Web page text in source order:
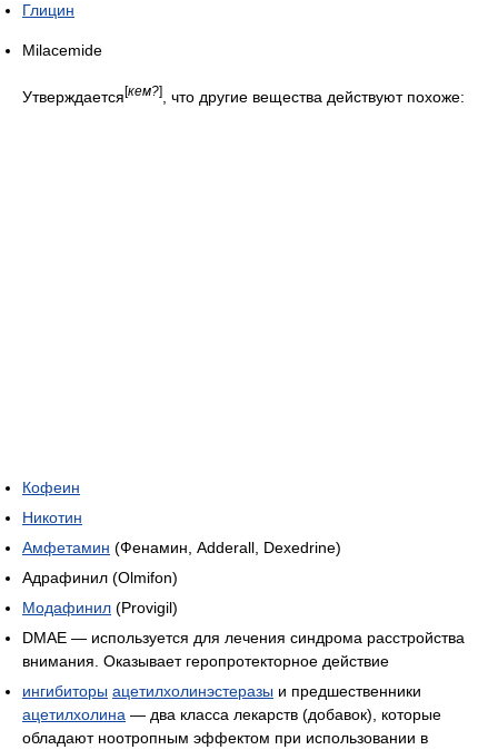
Глицин
Milacemide
Утверждается[кем?] , что другие вещества действуют похоже:
Кофеин
Никотин
Амфетамин (Фенамин, Adderall, Dexedrine)
Адрафинил (Olmifon)
Модафинил (Provigil)
DMAE — используется для лечения синдрома расстройства
внимания. Оказывает геропротекторное действие
ингибиторы ацетилхолинэстеразы и предшественники
ацетилхолина — два класса лекарств (добавок), которые
обладают ноотропным эффектом при использовании в